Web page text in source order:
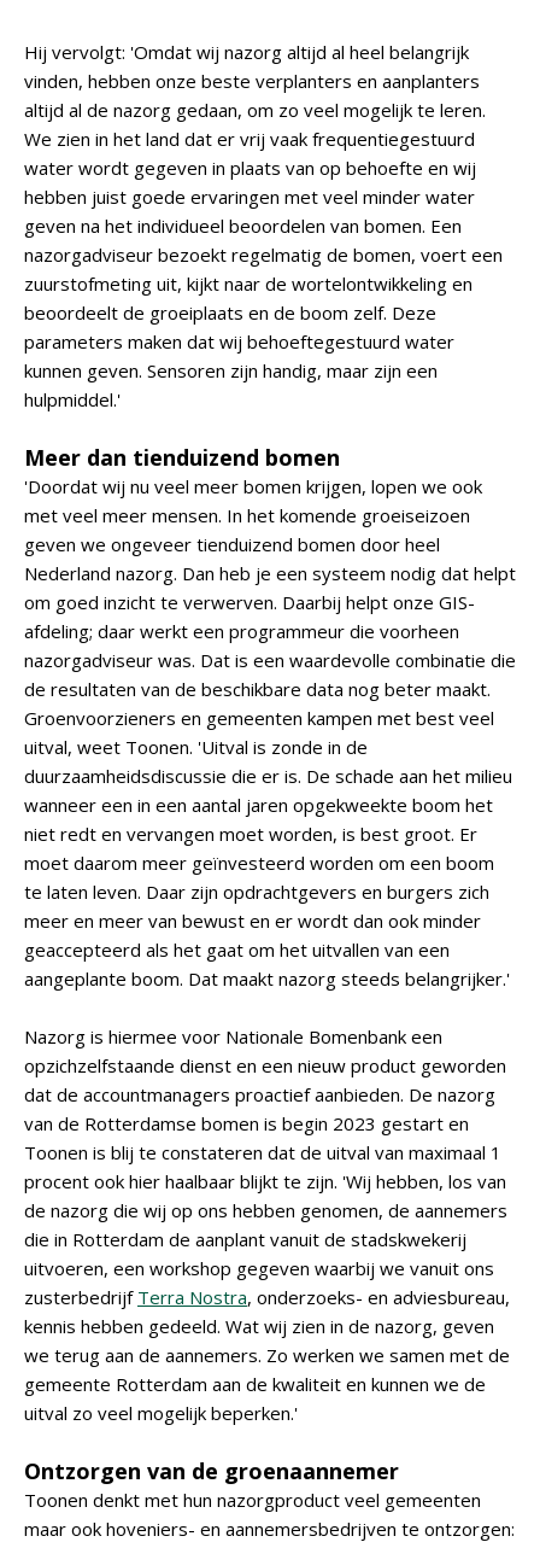
Hij vervolgt: 'Omdat wij nazorg altijd al heel belangrijk
vinden, hebben onze beste verplanters en aanplanters
altijd al de nazorg gedaan, om zo veel mogelijk te leren.
We zien in het land dat er vrij vaak frequentiegestuurd
water wordt gegeven in plaats van op behoefte en wij
hebben juist goede ervaringen met veel minder water
geven na het individueel beoordelen van bomen. Een
nazorgadviseur bezoekt regelmatig de bomen, voert een
zuurstofmeting uit, kijkt naar de wortelontwikkeling en
beoordeelt de groeiplaats en de boom zelf. Deze
parameters maken dat wij behoeftegestuurd water
kunnen geven. Sensoren zijn handig, maar zijn een
hulpmiddel.'
Meer dan tienduizend bomen
'Doordat wij nu veel meer bomen krijgen, lopen we ook
met veel meer mensen. In het komende groeiseizoen
geven we ongeveer tienduizend bomen door heel
Nederland nazorg. Dan heb je een systeem nodig dat helpt
om goed inzicht te verwerven. Daarbij helpt onze GIS-
afdeling; daar werkt een programmeur die voorheen
nazorgadviseur was. Dat is een waardevolle combinatie die
de resultaten van de beschikbare data nog beter maakt.
Groenvoorzieners en gemeenten kampen met best veel
uitval, weet Toonen. 'Uitval is zonde in de
duurzaamheidsdiscussie die er is. De schade aan het milieu
wanneer een in een aantal jaren opgekweekte boom het
niet redt en vervangen moet worden, is best groot. Er
moet daarom meer geïnvesteerd worden om een boom
te laten leven. Daar zijn opdrachtgevers en burgers zich
meer en meer van bewust en er wordt dan ook minder
geaccepteerd als het gaat om het uitvallen van een
aangeplante boom. Dat maakt nazorg steeds belangrijker.'
Nazorg is hiermee voor Nationale Bomenbank een
opzichzelfstaande dienst en een nieuw product geworden
dat de accountmanagers proactief aanbieden. De nazorg
van de Rotterdamse bomen is begin 2023 gestart en
Toonen is blij te constateren dat de uitval van maximaal 1
procent ook hier haalbaar blijkt te zijn. 'Wij hebben, los van
de nazorg die wij op ons hebben genomen, de aannemers
die in Rotterdam de aanplant vanuit de stadskwekerij
uitvoeren, een workshop gegeven waarbij we vanuit ons
zusterbedrijf Terra Nostra, onderzoeks- en adviesbureau,
kennis hebben gedeeld. Wat wij zien in de nazorg, geven
we terug aan de aannemers. Zo werken we samen met de
gemeente Rotterdam aan de kwaliteit en kunnen we de
uitval zo veel mogelijk beperken.'
Ontzorgen van de groenaannemer
Toonen denkt met hun nazorgproduct veel gemeenten
maar ook hoveniers- en aannemersbedrijven te ontzorgen: